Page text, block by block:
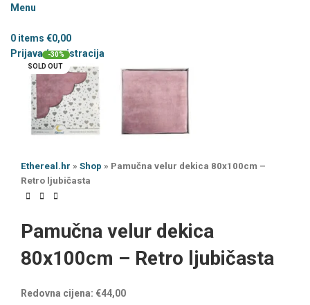
Menu
0 items €0,00
Prijava / registracija
-30%
SOLD OUT
Ethereal.hr » Shop » Pamučna velur dekica 80x100cm –
Retro ljubičasta
Pamučna velur dekica
80x100cm – Retro ljubičasta
Redovna cijena: €44,00